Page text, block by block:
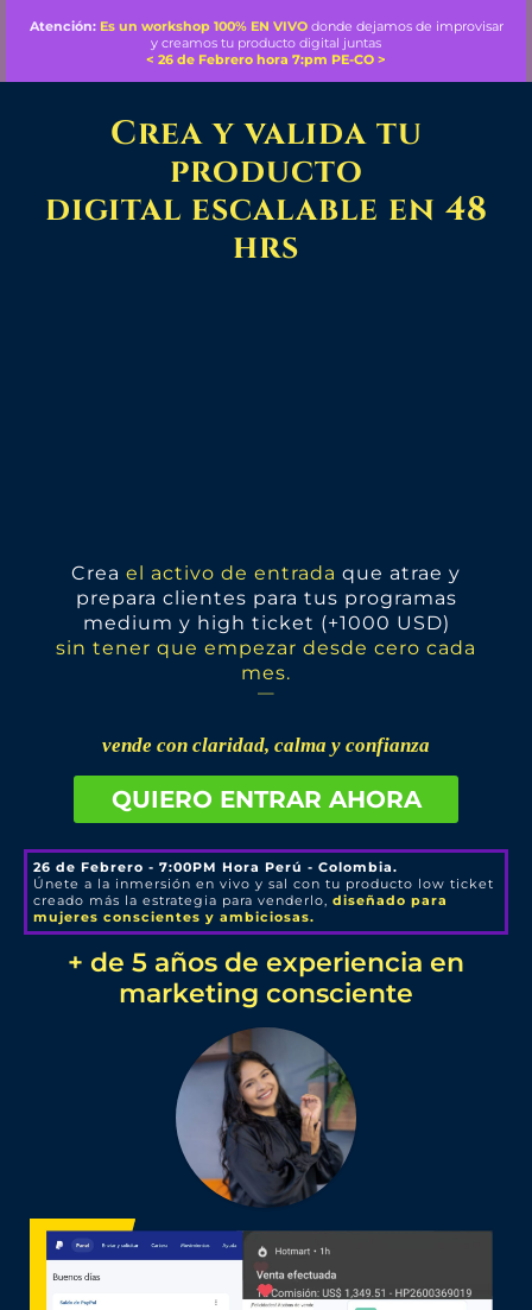
Atención: Es un workshop 100% EN VIVO donde dejamos de improvisar
y creamos tu producto digital juntas
< 26 de Febrero hora 7:pm PE-CO >
Crea y valida tu
producto
digital escalable en 48
hrs
Crea el activo de entrada que atrae y
prepara clientes para tus programas
medium y high ticket (+1000 USD)
sin tener que empezar desde cero cada
mes.
—
vende con claridad, calma y confianza
QUIERO ENTRAR AHORA
26 de Febrero - 7:00PM Hora Perú - Colombia.
Únete a la inmersión en vivo y sal con tu producto low ticket
creado más la estrategia para venderlo, diseñado para
mujeres conscientes y ambiciosas.
+ de 5 años de experiencia en
marketing consciente